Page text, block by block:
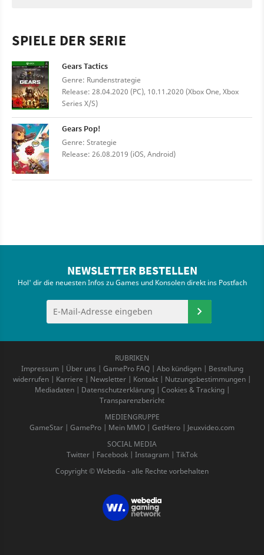
SPIELE DER SERIE
Gears Tactics
Genre: Rundenstrategie
Release: 28.04.2020 (PC), 10.11.2020 (Xbox One, Xbox
Series X/S)
Gears Pop!
Genre: Strategie
Release: 26.08.2019 (iOS, Android)
NEWSLETTER BESTELLEN
Hol' dir die neuesten Infos zu Games und Konsolen direkt ins Postfach
RUBRIKEN
Impressum| Über uns | GamePro FAQ| Abo kündigen| Bestellung
widerrufen | Karriere | Newsletter | Kontakt | Nutzungsbestimmungen |
Mediadaten| Datenschutzerklärung| Cookies & Tracking|
Transparenzbericht
MEDIENGRUPPE
GameStar | GamePro | Mein MMO | GetHero | Jeuxvideo.com
SOCIAL MEDIA
Twitter | Facebook | Instagram | TikTok
Copyright © Webedia - alle Rechte vorbehalten